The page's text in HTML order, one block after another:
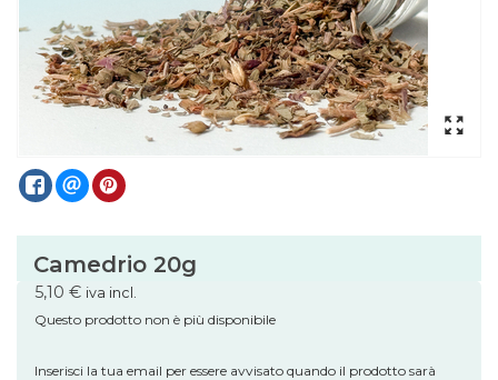
Camedrio 20g
5,10 € iva incl.
Questo prodotto non è più disponibile
Inserisci la tua email per essere avvisato quando il prodotto sarà